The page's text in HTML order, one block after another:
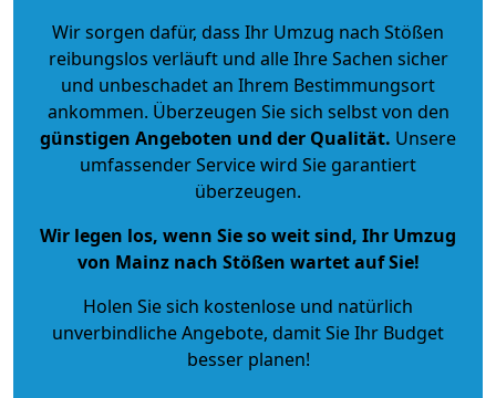
Wir sorgen dafür, dass Ihr Umzug nach Stößen
reibungslos verläuft und alle Ihre Sachen sicher
und unbeschadet an Ihrem Bestimmungsort
ankommen. Überzeugen Sie sich selbst von den
günstigen Angeboten und der Qualität. Unsere
umfassender Service wird Sie garantiert
überzeugen.
Wir legen los, wenn Sie so weit sind, Ihr Umzug
von Mainz nach Stößen wartet auf Sie!
Holen Sie sich kostenlose und natürlich
unverbindliche Angebote, damit Sie Ihr Budget
besser planen!